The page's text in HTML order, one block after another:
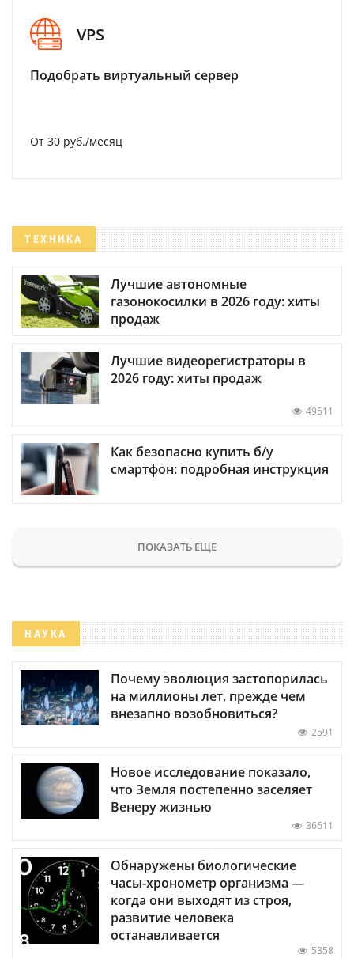
VPS
Подобрать виртуальный сервер
От 30 руб./месяц
ТЕХНИКА
Лучшие автономные
газонокосилки в 2026 году: хиты
продаж
Лучшие видеорегистраторы в
2026 году: хиты продаж
49511
Как безопасно купить б/у
смартфон: подробная инструкция
ПОКАЗАТЬ ЕЩЕ
НАУКА
Почему эволюция застопорилась
на миллионы лет, прежде чем
внезапно возобновиться?
2591
Новое исследование показало,
что Земля постепенно заселяет
Венеру жизнью
36611
Обнаружены биологические
часы-хронометр организма —
когда они выходят из строя,
развитие человека
останавливается
5358